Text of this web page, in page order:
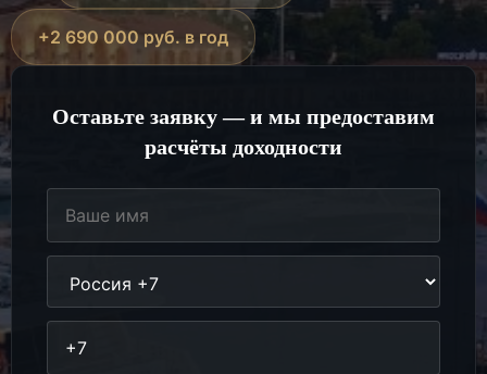
+2 690 000 руб. в год
Оставьте заявку — и мы предоставим
расчёты доходности